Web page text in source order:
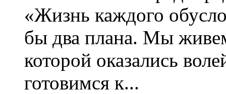
«Жизнь каждого
бы два плана. Мы
котоpой оказались
готовимся к...